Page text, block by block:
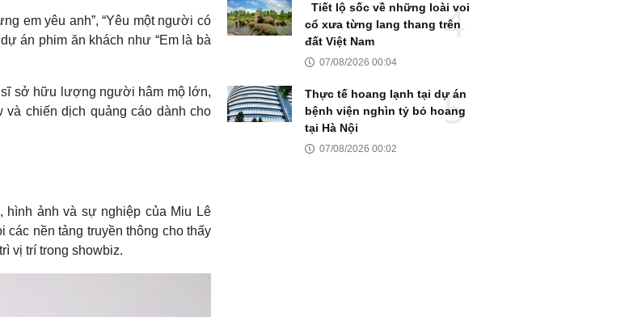
em yêu anh”, “Yêu một người có
án phim ăn khách như “Em là bà
sở hữu lượng người hâm mộ lớn,
và chiến dịch quảng cáo dành cho
hình ảnh và sự nghiệp của Miu Lê
nền tảng truyền thông cho thấy
vị trí trong showbiz.
Tiết lộ sốc về những loài voi
cổ xưa từng lang thang trên
đất Việt Nam
07/08/2026 00:04
Thực tế hoang lạnh tại dự án
bệnh viện nghìn tỷ bỏ hoang
tại Hà Nội
07/08/2026 00:02